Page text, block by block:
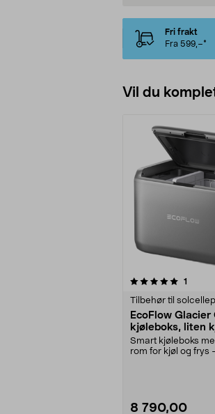
Fri frakt
Fra 599,–*
Vil du
1
Tilbehør til
EcoFlow Glacier
kjøleboks, liten
45 l
Smart kjøleboks
rom for kjøl og frys
8 790,00
0.0 av 5